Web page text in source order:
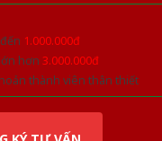
1.000.000đ
hơn 3.000.000đ
thành viên thân thiết